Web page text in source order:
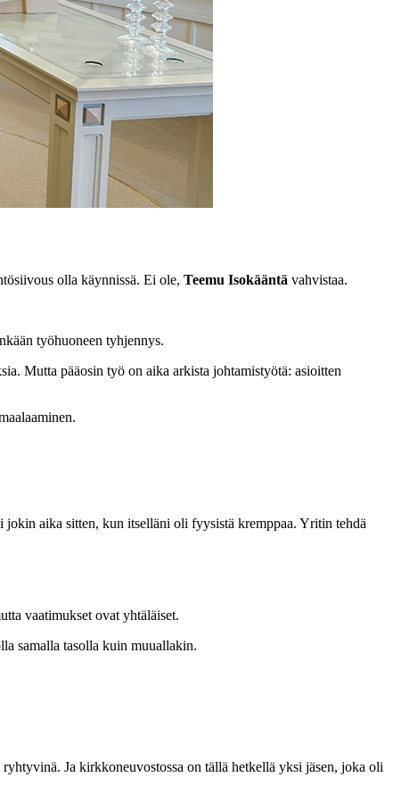
olla käynnissä. Ei ole, Teemu Isokääntä vahvistaa.
työhuoneen tyhjennys.
Mutta pääosin työ on aika arkista johtamistyötä: asioitten
aika sitten, kun itselläni oli fyysistä kremppaa. Yritin tehdä
vaatimukset ovat yhtäläiset.
samalla tasolla kuin muuallakin.
Ja kirkkoneuvostossa on tällä hetkellä yksi jäsen, joka oli